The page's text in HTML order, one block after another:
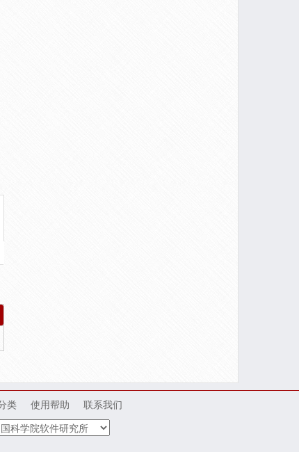
类 使用帮助
联系我们